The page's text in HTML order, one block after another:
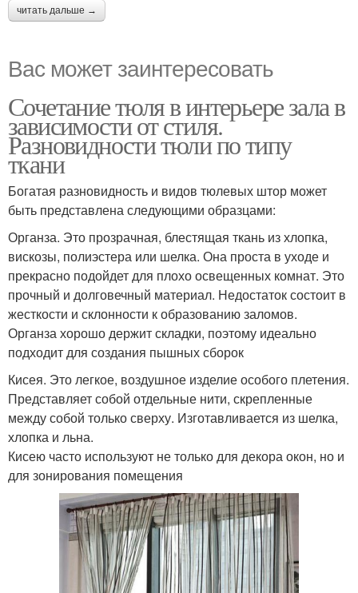
читать дальше →
Вас может заинтересовать
Сочетание тюля в интерьере зала в
зависимости от стиля.
Разновидности тюли по типу
ткани
Богатая разновидность и видов тюлевых штор может
быть представлена следующими образцами:
Органза. Это прозрачная, блестящая ткань из хлопка,
вискозы, полиэстера или шелка. Она проста в уходе и
прекрасно подойдет для плохо освещенных комнат. Это
прочный и долговечный материал. Недостаток состоит в
жесткости и склонности к образованию заломов.
Органза хорошо держит складки, поэтому идеально
подходит для создания пышных сборок
Кисея. Это легкое, воздушное изделие особого плетения.
Представляет собой отдельные нити, скрепленные
между собой только сверху. Изготавливается из шелка,
хлопка и льна.
Кисею часто используют не только для декора окон, но и
для зонирования помещения